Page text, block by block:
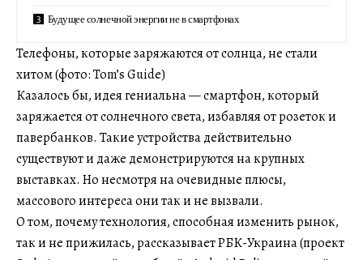
Будущее солнечной энергии не в смартфонах
Телефоны, которые заряжаются от солнца, не стали
хитом (фото: Tom’s Guide)
Казалось бы, идея гениальна — смартфон, который
заряжается от солнечного света, избавляя от розеток и
павербанков. Такие устройства действительно
существуют и даже демонстрируются на крупных
выставках. Но несмотря на очевидные плюсы,
массового интереса они так и не вызвали.
О том, почему технология, способная изменить рынок,
так и не прижилась, рассказывает РБК-Украина (проект